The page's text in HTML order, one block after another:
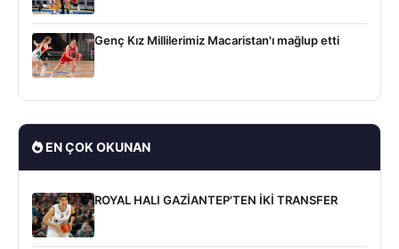
Genç Kız Millilerimiz Macaristan'ı mağlup etti
EN ÇOK OKUNAN
ROYAL HALI GAZİANTEP'TEN İKİ TRANSFER